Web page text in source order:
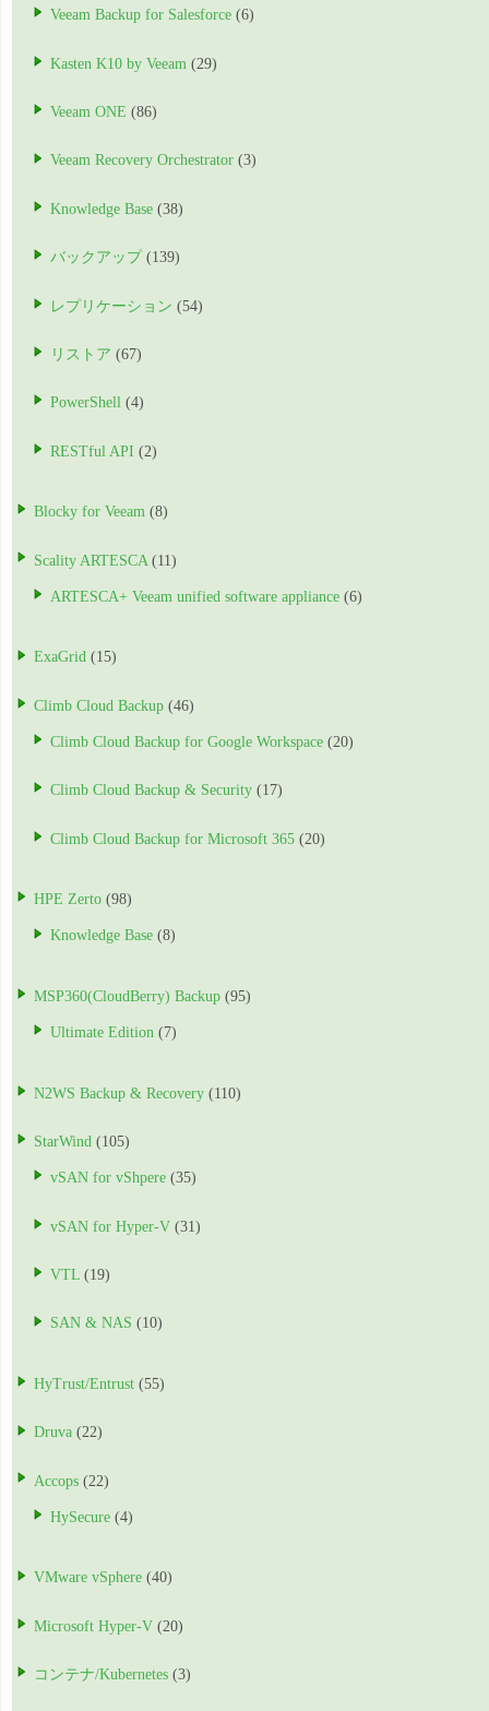
Veeam Backup for Salesforce (6)
Kasten K10 by Veeam (29)
Veeam ONE (86)
Veeam Recovery Orchestrator (3)
Knowledge Base (38)
バックアップ (139)
レプリケーション (54)
リストア (67)
PowerShell (4)
RESTful API (2)
Blocky for Veeam (8)
Scality ARTESCA (11)
ARTESCA+ Veeam unified software appliance (6)
ExaGrid (15)
Climb Cloud Backup (46)
Climb Cloud Backup for Google Workspace (20)
Climb Cloud Backup & Security (17)
Climb Cloud Backup for Microsoft 365 (20)
HPE Zerto (98)
Knowledge Base (8)
MSP360(CloudBerry) Backup (95)
Ultimate Edition (7)
N2WS Backup & Recovery (110)
StarWind (105)
vSAN for vShpere (35)
vSAN for Hyper-V (31)
VTL (19)
SAN & NAS (10)
HyTrust/Entrust (55)
Druva (22)
Accops (22)
HySecure (4)
VMware vSphere (40)
Microsoft Hyper-V (20)
コンテナ/Kubernetes (3)